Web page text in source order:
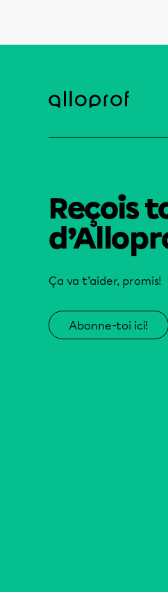
Reçois
Ça va t’aider, promis!
Abonne-toi ici!